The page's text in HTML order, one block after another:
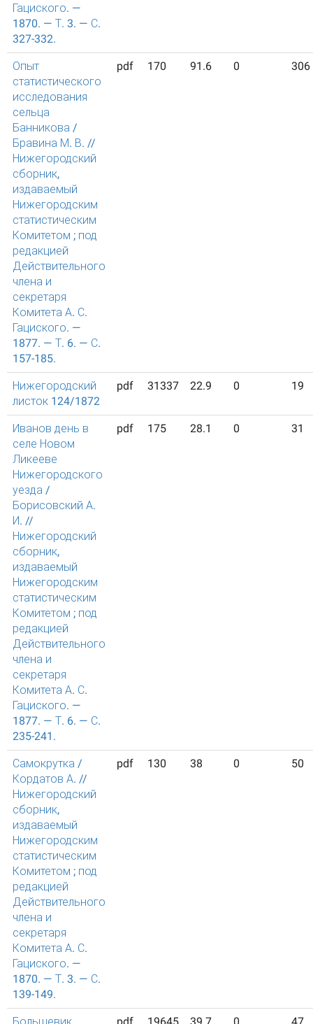
Гациского. —
1870. — Т. 3. — С.
327-332.
Опыт
статистического
исследования
сельца
Банникова /
Бравина М. В. //
Нижегородский
сборник,
издаваемый
Нижегородским
статистическим
Комитетом ; под
редакцией
Действительного
члена и
секретаря
Комитета А. С.
Гациского. —
1877. — Т. 6. — С.
157-185.
pdf 170 91.6 0 306
Нижегородский
листок 124/1872
pdf 31337 22.9 0 19
Иванов день в
селе Новом
Ликееве
Нижегородского
уезда /
Борисовский А.
И. //
Нижегородский
сборник,
издаваемый
Нижегородским
статистическим
Комитетом ; под
редакцией
Действительного
члена и
секретаря
Комитета А. С.
Гациского. —
1877. — Т. 6. — С.
235-241.
pdf 175 28.1 0 31
Самокрутка /
Кордатов А. //
Нижегородский
сборник,
издаваемый
Нижегородским
статистическим
Комитетом ; под
редакцией
Действительного
члена и
секретаря
Комитета А. С.
Гациского. —
1870. — Т. 3. — С.
139-149.
pdf 130 38 0 50